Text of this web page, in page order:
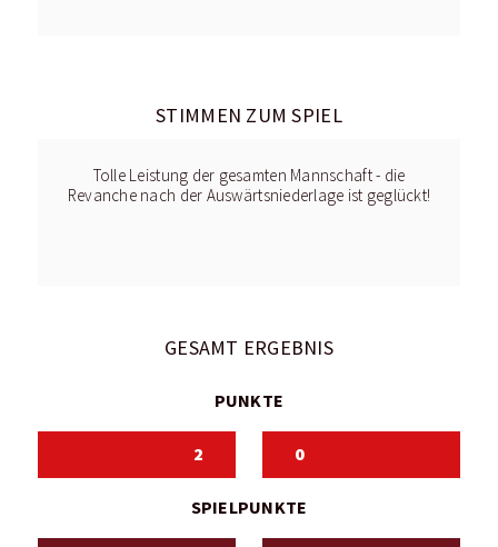
STIMMEN ZUM SPIEL
Tolle Leistung der gesamten Mannschaft - die
Revanche nach der Auswärtsniederlage ist geglückt!
GESAMT ERGEBNIS
PUNKTE
2 0
SPIELPUNKTE